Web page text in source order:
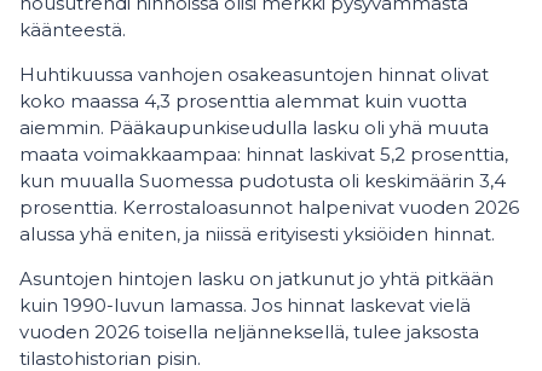
käänteestä.
Huhtikuussa vanhojen osakeasuntojen hinnat olivat
koko maassa 4,3 prosenttia alemmat kuin vuotta
aiemmin. Pääkaupunkiseudulla lasku oli yhä muuta
maata voimakkaampaa: hinnat laskivat 5,2 prosenttia,
kun muualla Suomessa pudotusta oli keskimäärin 3,4
prosenttia. Kerrostaloasunnot halpenivat vuoden 2026
alussa yhä eniten, ja niissä erityisesti yksiöiden hinnat.
Asuntojen hintojen lasku on jatkunut jo yhtä pitkään
kuin 1990-luvun lamassa. Jos hinnat laskevat vielä
vuoden 2026 toisella neljänneksellä, tulee jaksosta
tilastohistorian pisin.